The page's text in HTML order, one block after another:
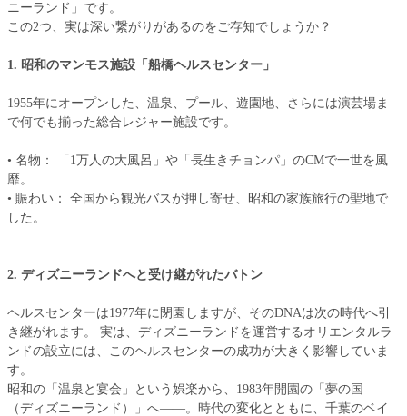
ニーランド」です。
この2つ、実は深い繋がりがあるのをご存知でしょうか？
1. 昭和のマンモス施設「船橋ヘルスセンター」
1955年にオープンした、温泉、プール、遊園地、さらには演芸場ま
で何でも揃った総合レジャー施設です。
• 名物： 「1万人の大風呂」や「長生きチョンパ」のCMで一世を風
靡。
• 賑わい： 全国から観光バスが押し寄せ、昭和の家族旅行の聖地で
した。
2. ディズニーランドへと受け継がれたバトン
ヘルスセンターは1977年に閉園しますが、そのDNAは次の時代へ引
き継がれます。 実は、ディズニーランドを運営するオリエンタルラ
ンドの設立には、このヘルスセンターの成功が大きく影響していま
す。
昭和の「温泉と宴会」という娯楽から、1983年開園の「夢の国
（ディズニーランド）」へ――。時代の変化とともに、千葉のベイ